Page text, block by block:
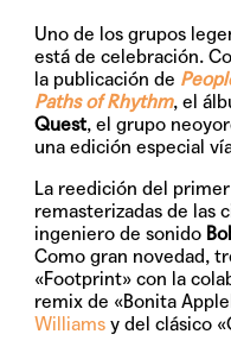
Uno de los grupos
está de celebración.
la publicación de
Paths of Rhythm, el
Quest, el grupo
una edición especial
La reedición del
remasterizadas de las
ingeniero de sonido
Como gran novedad,
«Footprint» con la
remix de «Bonita
Williams y del clásico